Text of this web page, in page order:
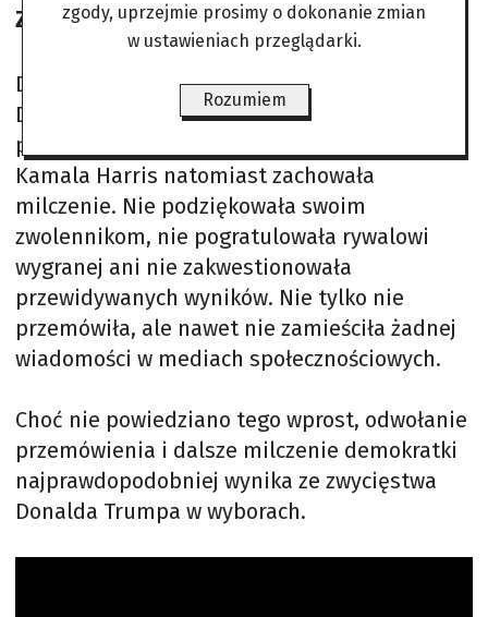
Zawiodła swoich wyborców
Donald Trump, zwycięzca wyścigu o Biały
Dom, wygłosił przemówienie triumfalne
podczas wieczoru wyborczego republikanów.
Kamala Harris natomiast zachowała
milczenie. Nie podziękowała swoim
zwolennikom, nie pogratulowała rywalowi
wygranej ani nie zakwestionowała
przewidywanych wyników. Nie tylko nie
przemówiła, ale nawet nie zamieściła żadnej
wiadomości w mediach społecznościowych.
Choć nie powiedziano tego wprost, odwołanie
przemówienia i dalsze milczenie demokratki
najprawdopodobniej wynika ze zwycięstwa
Donalda Trumpa w wyborach.
zgody, uprzejmie prosimy o dokonanie zmian
w ustawieniach przeglądarki.
Rozumiem